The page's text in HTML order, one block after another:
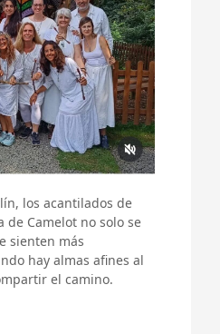
los acantilados de
de Camelot no solo se
sienten más
hay almas afines al
el camino.